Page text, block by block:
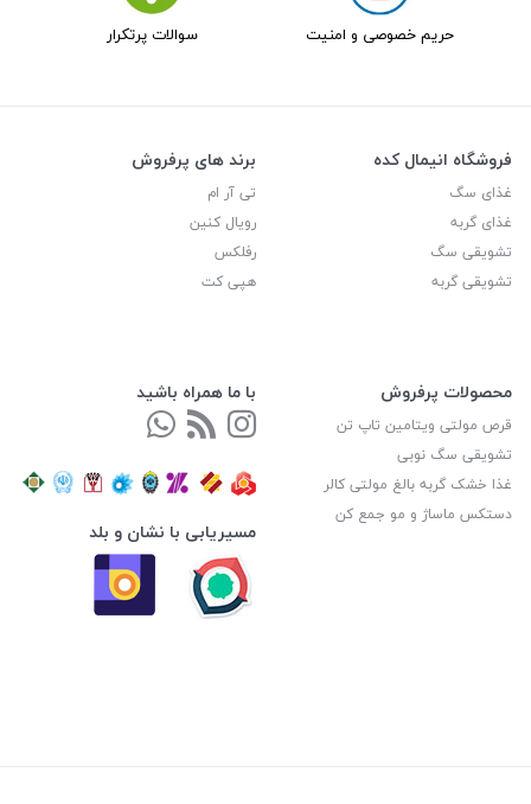
حریم خصوصی و امنیت سوالات پرتکرار
فروشگاه انیمال کده
غذای سگ
غذای گربه
تشویقی سگ
تشویقی گربه
برند های پرفروش
تی آر ام
رویال کنین
رفلکس
هپی کت
محصولات پرفروش
قرص مولتی ویتامین تاپ تن
تشویقی سگ نوبی
غذا خشک گربه بالغ مولتی کالر
دستکس ماساژ و مو جمع کن
با ما همراه باشید
مسیریابی با نشان و بلد